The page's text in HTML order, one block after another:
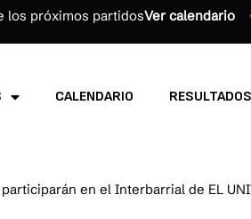
los próximos partidosVer calendario
CALENDARIO RESULTADOS
en el Interbarrial de EL